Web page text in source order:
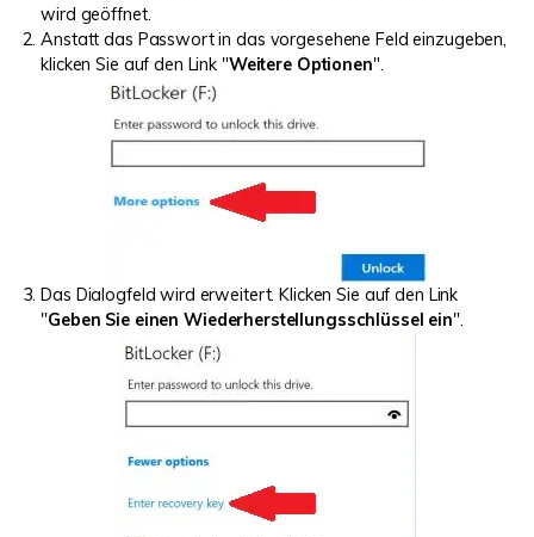
wird geöffnet.
Anstatt das Passwort in das vorgesehene Feld einzugeben,
klicken Sie auf den Link "Weitere Optionen".
Das Dialogfeld wird erweitert. Klicken Sie auf den Link
"Geben Sie einen Wiederherstellungsschlüssel ein".